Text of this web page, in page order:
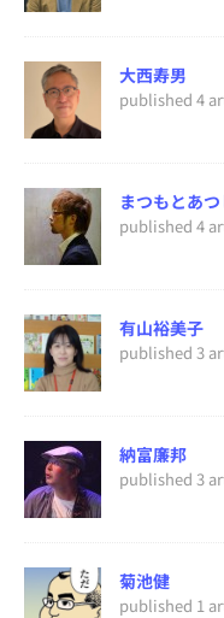
大西寿男
published 4
まつもとあつ
published 4
有山裕美子
published 3
納富廉邦
published 3
菊池健
published 1